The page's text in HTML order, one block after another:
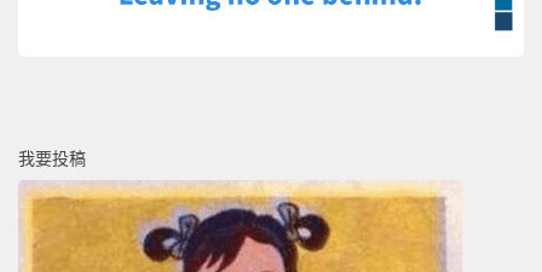
我要投稿